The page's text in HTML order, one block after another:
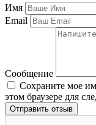
Имя
Email
Сообщение
Сохраните мое
этом браузере для
Отправить отзыв